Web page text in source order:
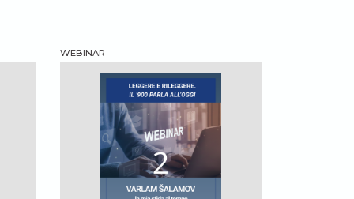
WEBINAR